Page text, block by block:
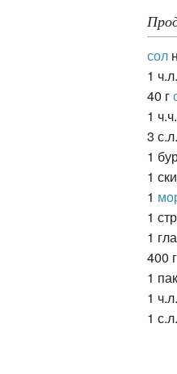
сол
1 ч.л.
40 г
1 ч.ч.
3 с.л.
1
1
1
1
1
400 г
1
1 ч.л.
1 с.л.